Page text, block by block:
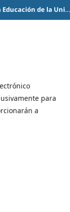
Revistas de la Facultad de Ciencias de la Educación de la Universidad de la Empresa
para
a